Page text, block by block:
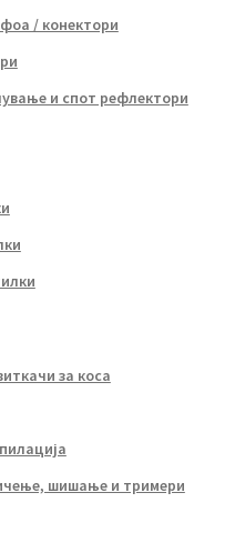
/ конектори
и спот рефлектори
за коса
шишање и тримери